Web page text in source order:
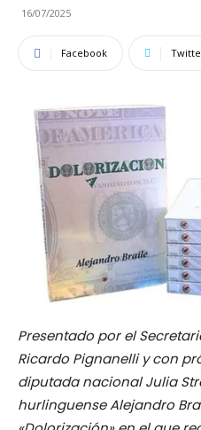
16/07/2025
Facebook
Presentado por el
Ricardo Pignanelli y con
diputada nacional Julia
hurlinguense Alejandro